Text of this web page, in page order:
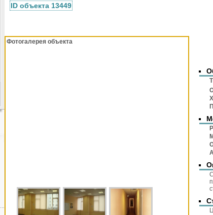
ID объекта 13449
Фотогалерея объекта